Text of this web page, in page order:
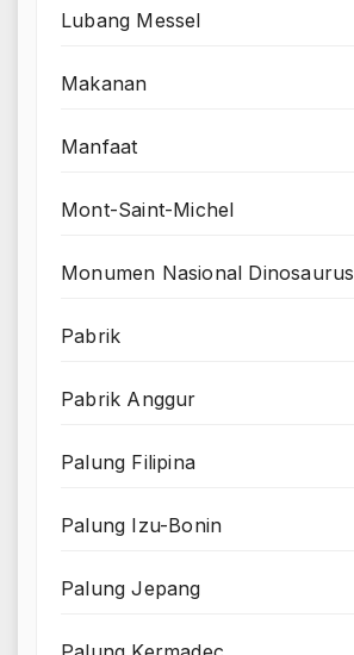
Lubang Messel
Makanan
Manfaat
Mont-Saint-Michel
Monumen Nasional Dinosaurus
Pabrik
Pabrik Anggur
Palung Filipina
Palung Izu-Bonin
Palung Jepang